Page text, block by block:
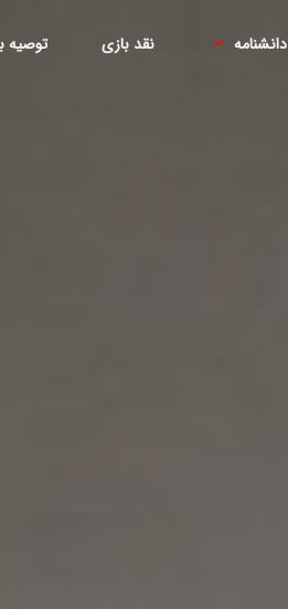
دانشنامه نقد بازی توصیه